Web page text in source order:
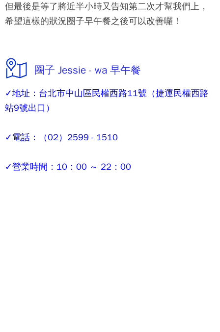
但最後是等了將近半小時又告知第二次才幫我們上，
希望這樣的狀況圈子早午餐之後可以改善囉！
圈子 Jessie - wa 早午餐
✓地址：台北市中山區民權西路11號（捷運民權西路
站9號出口）
✓電話：（02）2599 - 1510
✓營業時間：10：00 ～ 22：00